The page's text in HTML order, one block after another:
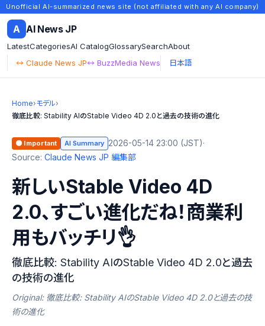
Unofficial AI-summarized news site (not affiliated with any AI company)
A AI News JP
LatestCategoriesAI CatalogGlossarySearchAbout
↔ Claude News JP↔ BuzzMedia News 日本語
Home›モデル›
徹底比較: Stability AIのStable Video 4D 2.0と過去の技術の進化
🟠 Important AI Summary 2026-05-14 23:00 (JST)·
Source: Claude News JP 編集部
新しいStable Video 4D
2.0、すごい進化だね！商業利
用もバッチリ👌
徹底比較: Stability AIのStable Video 4D 2.0と過去
の技術の進化
Original: 徹底比較: Stability AIのStable Video 4D 2.0と過去の技
術の進化